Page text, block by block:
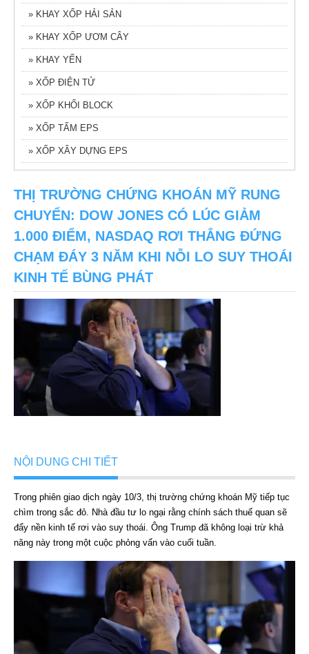
» KHAY XỐP HẢI SẢN
» KHAY XỐP ƯƠM CÂY
» KHAY YẾN
» XỐP ĐIỆN TỬ
» XỐP KHỐI BLOCK
» XỐP TẤM EPS
» XỐP XÂY DỰNG EPS
THỊ TRƯỜNG CHỨNG KHOÁN MỸ RUNG
CHUYỂN: DOW JONES CÓ LÚC GIẢM
1.000 ĐIỂM, NASDAQ RƠI THẲNG ĐỨNG
CHẠM ĐÁY 3 NĂM KHI NỖI LO SUY THOÁI
KINH TẾ BÙNG PHÁT
NỘI DUNG CHI TIẾT
Trong phiên giao dịch ngày 10/3, thị trường chứng khoán Mỹ tiếp tục
chìm trong sắc đỏ. Nhà đầu tư lo ngại rằng chính sách thuế quan sẽ
đẩy nền kinh tế rơi vào suy thoái. Ông Trump đã không loại trừ khả
năng này trong một cuộc phỏng vấn vào cuối tuần.